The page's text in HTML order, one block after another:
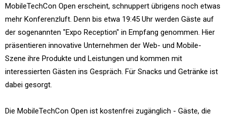
MobileTechCon Open erscheint, schnuppert übrigens noch etwas
mehr Konferenzluft. Denn bis etwa 19:45 Uhr werden Gäste auf
der sogenannten "Expo Reception" in Empfang genommen. Hier
präsentieren innovative Unternehmen der Web- und Mobile-
Szene ihre Produkte und Leistungen und kommen mit
interessierten Gästen ins Gespräch. Für Snacks und Getränke ist
dabei gesorgt.
Die MobileTechCon Open ist kostenfrei zugänglich - Gäste, die